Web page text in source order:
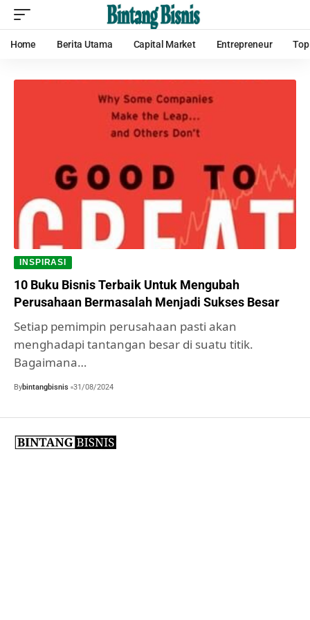
Home Berita Utama Capital Market Entrepreneur
INSPIRASI
10 Buku Bisnis Terbaik Untuk Mengubah
Perusahaan Bermasalah Menjadi Sukses Besar
Setiap pemimpin perusahaan pasti akan
menghadapi tantangan besar di suatu titik.
Bagaimana…
Bybintangbisnis 31/08/2024